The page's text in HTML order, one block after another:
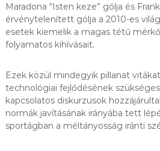
Maradona “Isten keze” gólja és
érvénytelenített gólja a 2010-es
esetek kiemelik a magas tétű
folyamatos kihívásait.
Ezek közül mindegyik pillanat
technológiai fejlődésének
kapcsolatos diskurzusok
normák javításának irányába tett
sportágban a méltányosság iránti